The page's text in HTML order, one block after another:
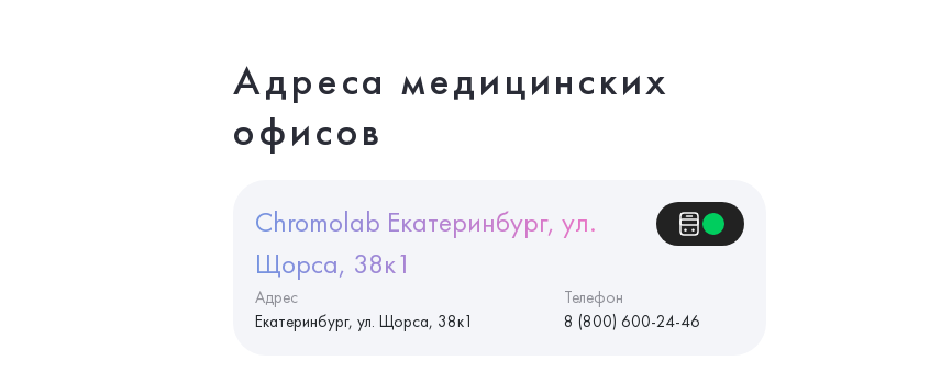
Адреса медицинских
офисов
Chromolab Екатеринбург, ул.
Щорса, 38к1
Адрес
Екатеринбург, ул. Щорса, 38к1
Телефон
8 (800) 600-24-46